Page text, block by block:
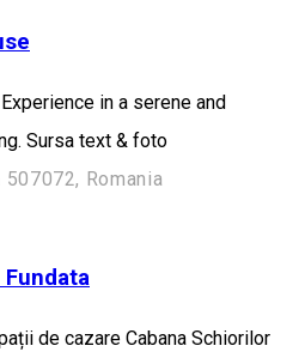
in a serene and
Sursa text & foto
Romania
de cazare Cabana Schiorilor